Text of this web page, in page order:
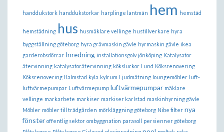
handdukstork handdukstorkar harplinge lantmän hem hemstäd
hemstädning hus husmäklare vellinge hustillverkare hyra
byggställning göteborg hyra grävmaskin gävle hyrmaskin gävle ikea
garderobsdörrar Inredning installationsgolv jönköping Katalysator
återvinning katalysatoråtervinning köksluckor Lund Köksrenovering
Köksrenovering Halmstad kyla kylrum Ljudmätning loungemöbler luft-
luftvärmepumpar Luftvärmepump luftvärmepumpar mäklare
vellinge markarbete markiser markiser karlstad maskinhyrning gävle
Möbler möbler till trädgården mörkläggning göteborg Nibe filter nya
fönster offentlig sektor ombyggnation parasoll persienner göteborg